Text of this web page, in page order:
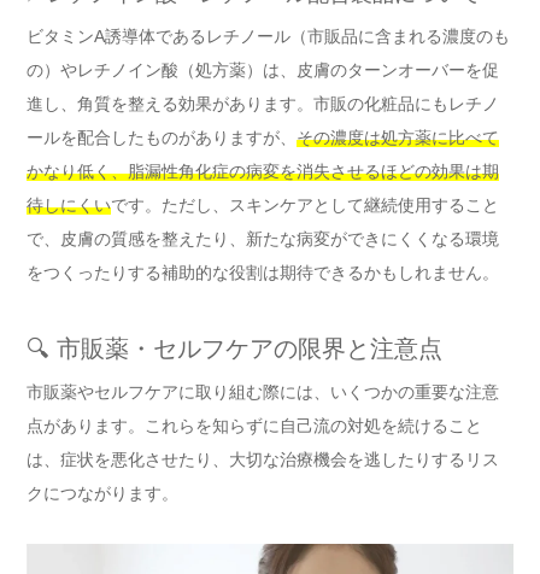
ビタミンA誘導体であるレチノール（市販品に含まれる濃度のも
の）やレチノイン酸（処方薬）は、皮膚のターンオーバーを促
進し、角質を整える効果があります。市販の化粧品にもレチノ
ールを配合したものがありますが、 その濃度は処方薬に比べて
かなり低く、脂漏性角化症の病変を消失させるほどの効果は期
待しにくいです。ただし、スキンケアとして継続使用すること
で、皮膚の質感を整えたり、新たな病変ができにくくなる環境
をつくったりする補助的な役割は期待できるかもしれません。
🔍 市販薬・セルフケアの限界と注意点
市販薬やセルフケアに取り組む際には、いくつかの重要な注意
点があります。これらを知らずに自己流の対処を続けること
は、症状を悪化させたり、大切な治療機会を逃したりするリス
クにつながります。